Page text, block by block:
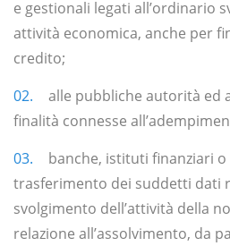
e gestionali legati all’ordinario
attività economica, anche per
credito;
alle pubbliche autorità ed
finalità connesse
banche, istituti finanziari
trasferimento dei suddetti dati
svolgimento dell’attività della
relazione all’assolvimento, da